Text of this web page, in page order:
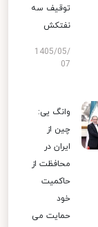
توقیف سه
نفتکش
1405/05/
07
وانگ یی:
چین از
ایران در
محافظت از
حاکمیت
خود
حمایت می